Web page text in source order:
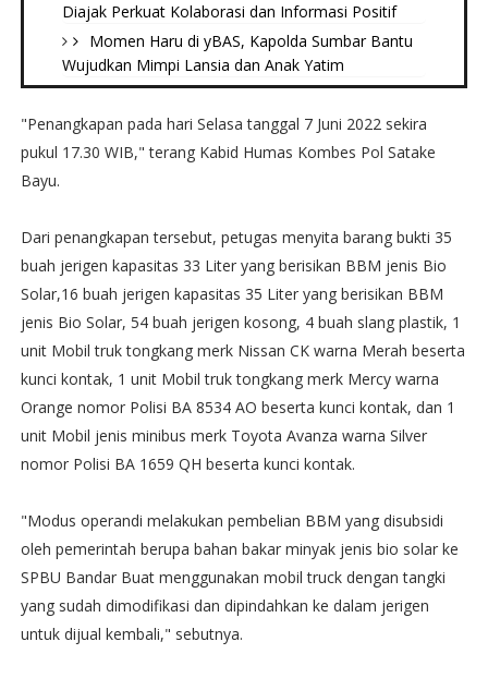
Diajak Perkuat Kolaborasi dan Informasi Positif
Momen Haru di yBAS, Kapolda Sumbar Bantu
Wujudkan Mimpi Lansia dan Anak Yatim
"Penangkapan pada hari Selasa tanggal 7 Juni 2022 sekira
pukul 17.30 WIB," terang Kabid Humas Kombes Pol Satake
Bayu.
Dari penangkapan tersebut, petugas menyita barang bukti 35
buah jerigen kapasitas 33 Liter yang berisikan BBM jenis Bio
Solar,16 buah jerigen kapasitas 35 Liter yang berisikan BBM
jenis Bio Solar, 54 buah jerigen kosong, 4 buah slang plastik, 1
unit Mobil truk tongkang merk Nissan CK warna Merah beserta
kunci kontak, 1 unit Mobil truk tongkang merk Mercy warna
Orange nomor Polisi BA 8534 AO beserta kunci kontak, dan 1
unit Mobil jenis minibus merk Toyota Avanza warna Silver
nomor Polisi BA 1659 QH beserta kunci kontak.
"Modus operandi melakukan pembelian BBM yang disubsidi
oleh pemerintah berupa bahan bakar minyak jenis bio solar ke
SPBU Bandar Buat menggunakan mobil truck dengan tangki
yang sudah dimodifikasi dan dipindahkan ke dalam jerigen
untuk dijual kembali," sebutnya.